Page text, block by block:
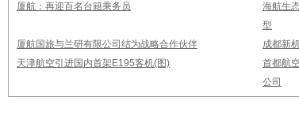
厦航：再迎百名台籍乘务员
海航生
型
厦航国旅与兰研有限公司结为战略合作伙伴
成都新
天津航空引进国内首架E195客机(图)
首都航
公司